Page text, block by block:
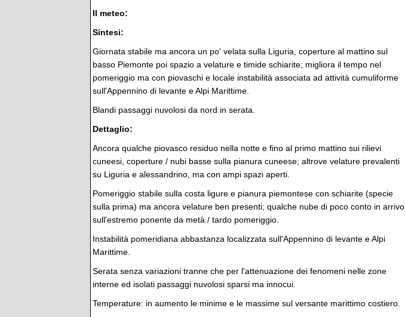
Il meteo:
Sintesi:
Giornata stabile ma ancora un po' velata sulla Liguria, coperture al mattino sul
basso Piemonte poi spazio a velature e timide schiarite; migliora il tempo nel
pomeriggio ma con piovaschi e locale instabilità associata ad attività cumuliforme
sull'Appennino di levante e Alpi Marittime.
Blandi passaggi nuvolosi da nord in serata.
Dettaglio:
Ancora qualche piovasco residuo nella notte e fino al primo mattino sui rilievi
cuneesi, coperture / nubi basse sulla pianura cuneese; altrove velature prevalenti
su Liguria e alessandrino, ma con ampi spazi aperti.
Pomeriggio stabile sulla costa ligure e pianura piemontese con schiarite (specie
sulla prima) ma ancora velature ben presenti; qualche nube di poco conto in arrivo
sull'estremo ponente da metà / tardo pomeriggio.
Instabilità pomeridiana abbastanza localizzata sull'Appennino di levante e Alpi
Marittime.
Serata senza variazioni tranne che per l'attenuazione dei fenomeni nelle zone
interne ed isolati passaggi nuvolosi sparsi ma innocui.
Temperature: in aumento le minime e le massime sul versante marittimo costiero.